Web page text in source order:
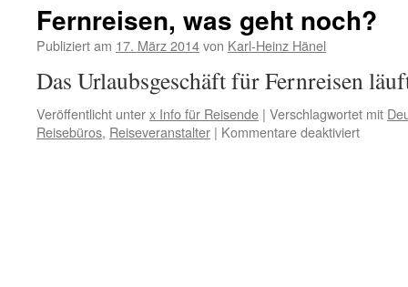
Fernreisen, was geht noch?
Publiziert am 17. März 2014von Karl-Heinz Hänel
Das Urlaubsgeschäft für Fernreisen
Veröffentlicht unterx Info für Reisende | Verschlagwortet mit
Reisebüros, Reiseveranstalter | Kommentare deaktiviertfür